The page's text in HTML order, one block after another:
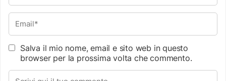
Salva il mio nome, email e sito web in questo
browser per la prossima volta che commento.